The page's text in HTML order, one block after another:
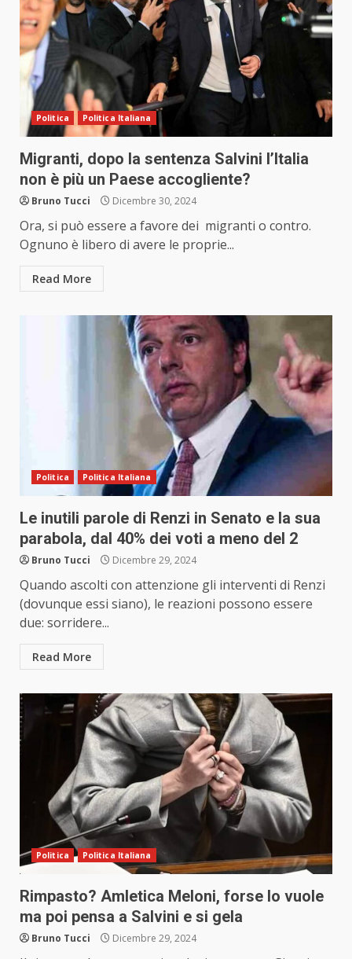
Politica Politica Italiana
Migranti, dopo la sentenza Salvini l’Italia
non è più un Paese accogliente?
Bruno Tucci Dicembre 30, 2024
Ora, si può essere a favore dei migranti o contro.
Ognuno è libero di avere le proprie...
Read More
Politica Politica Italiana
Le inutili parole di Renzi in Senato e la sua
parabola, dal 40% dei voti a meno del 2
Bruno Tucci Dicembre 29, 2024
Quando ascolti con attenzione gli interventi di Renzi
(dovunque essi siano), le reazioni possono essere
due: sorridere...
Read More
Politica Politica Italiana
Rimpasto? Amletica Meloni, forse lo vuole
ma poi pensa a Salvini e si gela
Bruno Tucci Dicembre 29, 2024